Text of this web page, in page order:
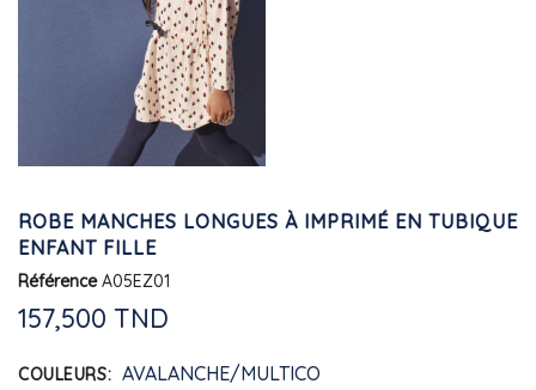
ROBE MANCHES LONGUES À IMPRIMÉ EN TUBIQUE
ENFANT FILLE
Référence A05EZ01
157,500 TND
COULEURS AVALANCHE/MULTICO